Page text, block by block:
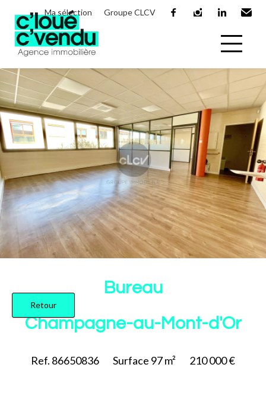
Ma sélection Groupe CLCV
Retour
Bureau
Champagne-au-Mont-d'Or
Ref. 86650836 Surface 97 m² 210 000 €